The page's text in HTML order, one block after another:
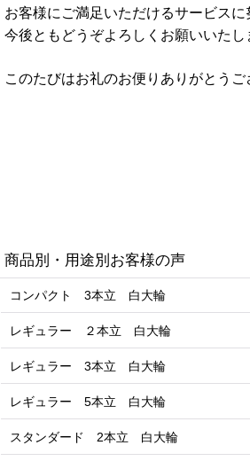
お客様にご満足いただけるサービスに
今後ともどうぞよろしくお願いいたし
このたびはお礼のお便りありがとうご
商品別・用途別お客様の声
コンパクト 3本立 白大輪
レギュラー ２本立 白大輪
レギュラー 3本立 白大輪
レギュラー 5本立 白大輪
スタンダード 2本立 白大輪